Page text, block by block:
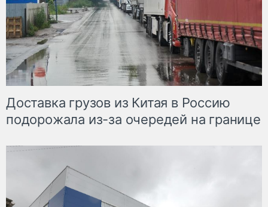
Доставка грузов из Китая в Россию
подорожала из-за очередей на границе